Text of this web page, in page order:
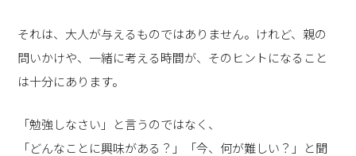
それは、大人が与えるものではありません。けれど、親の
問いかけや、一緒に考える時間が、そのヒントになること
は十分にあります。
「勉強しなさい」と言うのではなく、
「どんなことに興味がある？」「今、何が難しい？」と聞